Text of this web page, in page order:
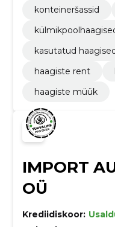
konteineršassid
kasutatud
haagiste rent
haagiste müük
IMPORT
OÜ
Krediidiskoor: